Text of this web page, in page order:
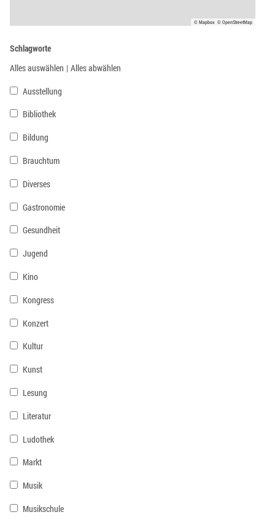
© Mapbox © OpenStreetMap
Schlagworte
Alles auswählen | Alles abwählen
Ausstellung
Bibliothek
Bildung
Brauchtum
Diverses
Gastronomie
Gesundheit
Jugend
Kino
Kongress
Konzert
Kultur
Kunst
Lesung
Literatur
Ludothek
Markt
Musik
Musikschule